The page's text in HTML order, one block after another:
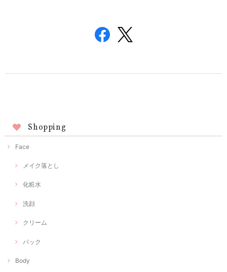
Shopping
Face
メイク落とし
化粧水
洗顔
クリーム
パック
Body